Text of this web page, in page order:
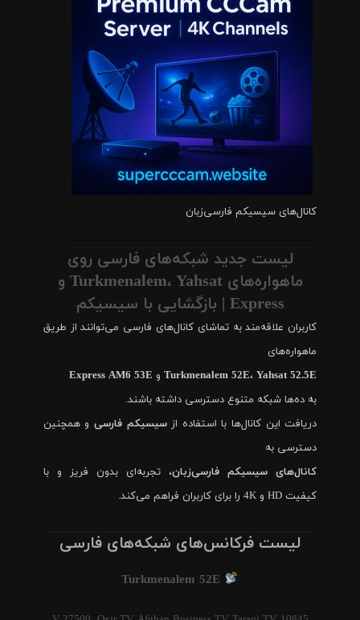
کانال‌های سیسیکم فارسی‌زبان
لیست جدید شبکه‌های فارسی روی
ماهواره‌های Turkmenalem، Yahsat و
Express | بازگشایی با سیسیکم
کاربران علاقه‌مند به تماشای کانال‌های فارسی می‌توانند از طریق
ماهواره‌های
Turkmenalem 52E،Yahsat 52.5E و Express AM6 53E
به ده‌ها شبکه متنوع دسترسی داشته باشند.
دریافت این کانال‌ها با استفاده ازسیسیکم فارسی و همچنین
دسترسی به
کانال‌های سیسیکم فارسی‌زبان، تجربه‌ای بدون فریز و با
کیفیت HD و 4K را برای کاربران فراهم می‌کند.
لیست فرکانس‌های شبکه‌های فارسی